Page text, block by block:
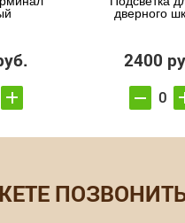
дверного
2400